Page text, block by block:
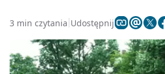
3 min czytania Udostępnij